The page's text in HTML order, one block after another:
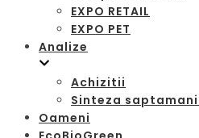
EXPO RETAIL
EXPO PET
Analize
Achizitii
Sinteza
Oameni